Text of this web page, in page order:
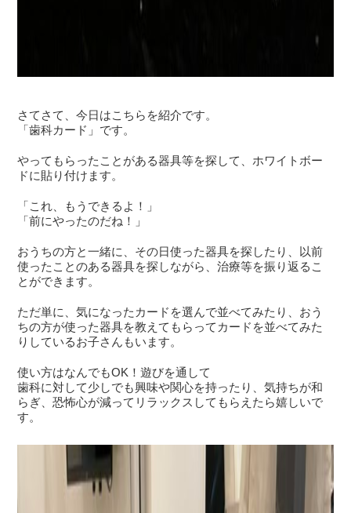
さてさて、今日はこちらを紹介です。
「歯科カード」です。
やってもらったことがある器具等を探して、ホワイトボー
ドに貼り付けます。
「これ、もうできるよ！」
「前にやったのだね！」
おうちの方と一緒に、その日使った器具を探したり、以前
使ったことのある器具を探しながら、治療等を振り返るこ
とができます。
ただ単に、気になったカードを選んで並べてみたり、おう
ちの方が使った器具を教えてもらってカードを並べてみた
りしているお子さんもいます。
使い方はなんでもOK！遊びを通して
歯科に対して少しでも興味や関心を持ったり、気持ちが和
らぎ、恐怖心が減ってリラックスしてもらえたら嬉しいで
す。